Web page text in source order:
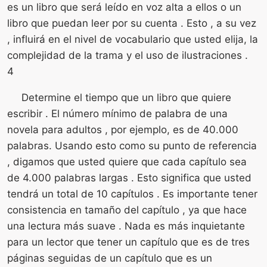
es un libro que será leído en voz alta a ellos o un
libro que puedan leer por su cuenta . Esto , a su vez
, influirá en el nivel de vocabulario que usted elija, la
complejidad de la trama y el uso de ilustraciones .
4
Determine el tiempo que un libro que quiere
escribir . El número mínimo de palabra de una
novela para adultos , por ejemplo, es de 40.000
palabras. Usando esto como su punto de referencia
, digamos que usted quiere que cada capítulo sea
de 4.000 palabras largas . Esto significa que usted
tendrá un total de 10 capítulos . Es importante tener
consistencia en tamaño del capítulo , ya que hace
una lectura más suave . Nada es más inquietante
para un lector que tener un capítulo que es de tres
páginas seguidas de un capítulo que es un